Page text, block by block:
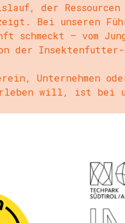
der
Bei unseren
schmeckt – vom
der Insektenfutter-
Unternehmen
erleben will, ist bei